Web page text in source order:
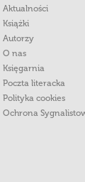
Aktualności
Książki
Autorzy
O nas
Księgarnia
Poczta literacka
Polityka cookies
Ochrona